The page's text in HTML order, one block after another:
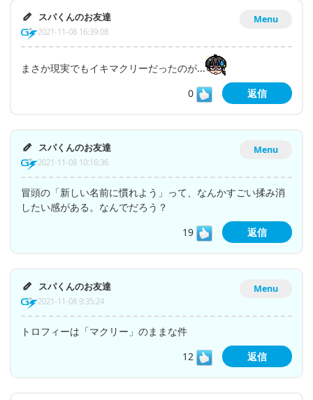
Menu
スパくんのお友達
2021-11-08 16:39:08
まさか現実でもイキマクリーだったのが...
0
返信
Menu
スパくんのお友達
2021-11-08 10:16:36
冒頭の「新しい名前に慣れよう」って、なんかすごい揉み消
したい感がある。なんでだろう？
19
返信
Menu
スパくんのお友達
2021-11-08 9:35:24
トロフィーは「マクリー」のままな件
12
返信